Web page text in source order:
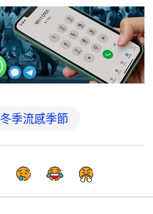
冬季流感季節